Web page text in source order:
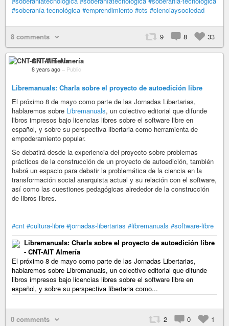
#soberanía-tecnológica #emprendimiento #cts #cienciaysociedad
8 comments 9 8 33
CNT-AIT Almería
8 years ago – Public
Libremanuals: Charla sobre el proyecto de autoedición libre
El próximo 8 de mayo como parte de las Jornadas Libertarias,
hablaremos sobre Libremanuals, un colectivo editorial que difunde
libros impresos bajo licencias libres sobre el software libre en
español, y sobre su perspectiva libertaria como herramienta de
empoderamiento popular.
Se debatirá desde la experiencia del proyecto sobre problemas
prácticos de la construcción de un proyecto de autoedición, también
habrá un espacio para debatir la problemática de la ciencia en la
transformación social anarquista actual y su relación con el software,
así como las cuestiones pedagógicas alrededor de la construcción
de libros libres.
#cnt #cultura-libre #jornadas-libertarias #libremanuals #software-libre
Libremanuals: Charla sobre el proyecto de autoedición libre
- CNT-AIT Almería
El próximo 8 de mayo como parte de las Jornadas Libertarias,
hablaremos sobre Libremanuals, un colectivo editorial que difunde
libros impresos bajo licencias libres sobre el software libre en
español, y sobre su perspectiva libertaria como...
0 comments 2 0 1